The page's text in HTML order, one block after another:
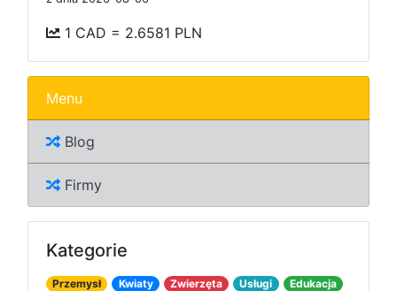
1 CAD = 2.6581 PLN
Menu
Blog
Firmy
Kategorie
Przemysł Kwiaty Zwierzęta Usługi
Edukacja